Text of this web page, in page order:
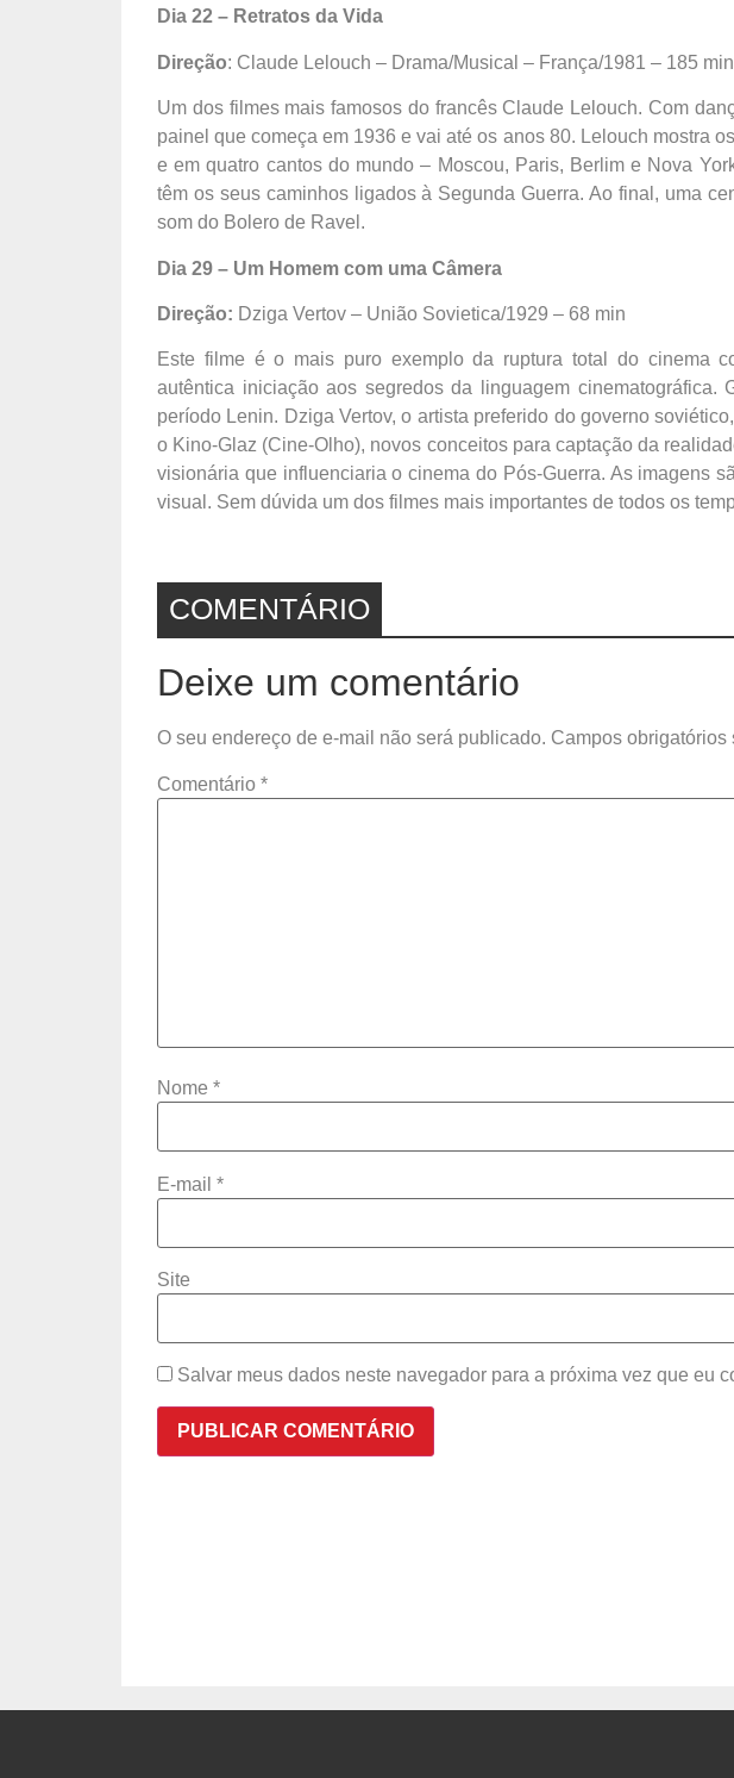
Dia 22 – Retratos da Vida
Direção: Claude Lelouch – Drama/Musical – França/1981 – 185 min
Um dos filmes mais famosos do francês Claude Lelouch. Com
painel que começa em 1936 e vai até os anos 80. Lelouch mostra
e em quatro cantos do mundo – Moscou, Paris, Berlim e Nova
têm os seus caminhos ligados à Segunda Guerra. Ao final, uma
som do Bolero de Ravel.
Dia 29 – Um Homem com uma Câmera
Direção: Dziga Vertov – União Sovietica/1929 – 68 min
Este filme é o mais puro exemplo da ruptura total do cinema
autêntica iniciação aos segredos da linguagem cinematográfica.
período Lenin. Dziga Vertov, o artista preferido do governo
o Kino-Glaz (Cine-Olho), novos conceitos para captação da
visionária que influenciaria o cinema do Pós-Guerra. As imagens
visual. Sem dúvida um dos filmes mais importantes de todos os
COMENTÁRIO
Deixe um comentário
O seu endereço de e-mail não será publicado. Campos obrigatórios
Comentário *
Nome *
E-mail *
Site
Salvar meus dados neste navegador para a próxima vez que eu